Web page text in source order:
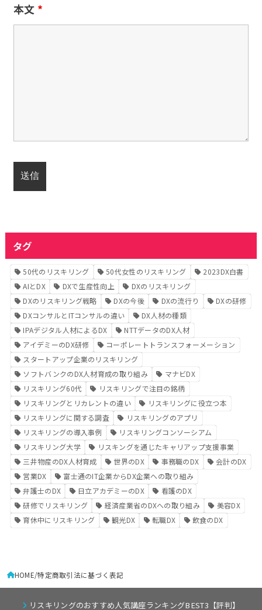
本文 *
タグ
50代のリスキリング 50代女性のリスキリング
2023DX白書
AIとDX
DXで生産性向上
DXのリスキリング
DXのリスキリング戦略
DXの今後 DXの流行り
DXの研修
DXコンサルとITコンサルの違い
DX人材の種類
IPAデジタル人材によるDX
NTTデータのDX人材
アイデミーのDX研修
コーポレートトランスフォーメーション
スタートアップ企業のリスキリング
ソフトバンクのDX人材育成の取り組み
マナビDX
リスキリング60代
リスキリングで注目の銘柄
リスキリングとリカレントの違い
リスキリングに役立つ本
リスキリングに関する調査
リスキリングのアプリ
リスキリングの導入事例
リスキリングコンソーシアム
リスキリング大学
リスキングを通じたキャリアップ支援事業
三井物産のDX人材育成
世界のDX 事務職のDX
会計のDX
営業DX
富士通のIT企業からDX企業への取り組み
弁護士のDX
日立アカデミーのDX
看護のDX
研修でリスキリング
経済産業省のDXへの取り組み
美容DX
育休中にリスキリング
観光DX 転職DX 飲食のDX
HOME 特定商取引法に基づく表記
リスキリングのおすすめ人気講座ランキングBEST3【評判】